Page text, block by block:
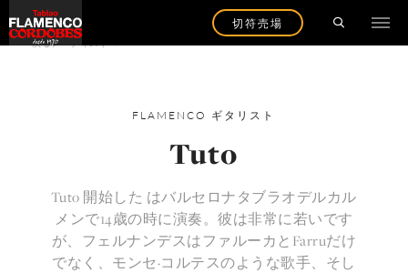
切符売場
戻るアーティストへ
FLAMENCO ギタリスト
Tuto
Tuto 開始した はバルセロナタブラオデルカル
メンで14歳の時に演奏。彼は非常に若いです
が、フェルナンデスはファルーカとFarruだけ
でなく、モンセ·コルテスのような歌手、そし